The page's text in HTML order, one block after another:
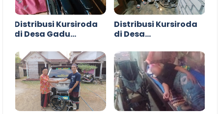
Distribusi Kursiroda
di Desa Gadu
Distribusi Kursiroda
di Desa
Margoyoso Pati